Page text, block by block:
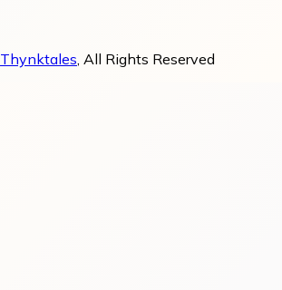
Thynktales , All Rights Reserved